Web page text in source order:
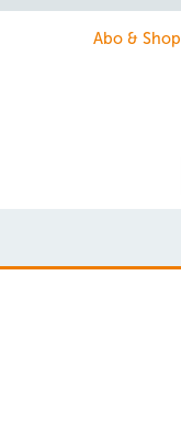
Abo & Shop